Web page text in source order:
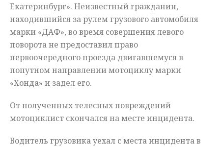
Екатеринбург». Неизвестный гражданин,
находившийся за рулем грузового автомобиля
марки «ДАФ», во время совершения левого
поворота не предоставил право
первоочередного проезда двигавшемуся в
попутном направлении мотоциклу марки
«Хонда» и задел его.
От полученных телесных повреждений
мотоциклист скончался на месте инцидента.
Водитель грузовика уехал с места инцидента в